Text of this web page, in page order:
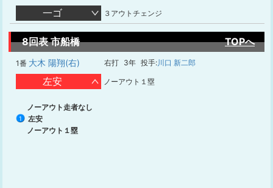
一ゴ ３アウトチェンジ
8回表 市船橋 TOPへ
1番 大木 陽翔(右) 右打 3年 投手:川口 新二郎
左安 ノーアウト１塁
ノーアウト走者なし
1
左安
ノーアウト１塁